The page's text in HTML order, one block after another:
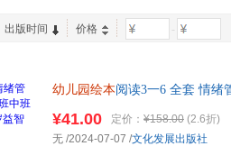
出版时间 价格 -
幼儿园绘本阅读3一6 全套 情绪
¥41.00 定价： ¥158.00 (2.6折)
无 /2024-07-07 /文化发展出版社